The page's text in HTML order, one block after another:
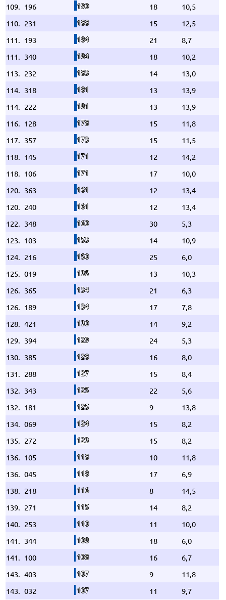
109. 196 190 18
10,5
110. 231 188 15
12,5
111. 193 184 21
8,7
111. 340 184 18
10,2
113. 232 183 14
13,0
114. 318 181 13
13,9
114. 222 181 13
13,9
116. 128 178 15
11,8
117. 357 173 15
11,5
118. 145 171 12
14,2
118. 106 171 17
10,0
120. 363 161 12
13,4
120. 240 161 12
13,4
122. 348 160 30
5,3
123. 103 153 14
10,9
124. 216 150 25
6,0
125. 019 135 13
10,3
126. 365 134 21
6,3
126. 189 134 17
7,8
128. 421 130 14
9,2
129. 394 129 24
5,3
130. 385 128 16
8,0
131. 288 127 15
8,4
132. 343 125 22
5,6
132. 181 125 9
13,8
134. 069 124 15
8,2
135. 272 123 15
8,2
136. 105 118 10
11,8
136. 045 118 17
6,9
138. 218 116 8
14,5
139. 271 115 14
8,2
140. 253 110 11
10,0
141. 344 108 18
6,0
141. 100 108 16
6,7
143. 403 107 9
11,8
143. 032 107 11
9,7